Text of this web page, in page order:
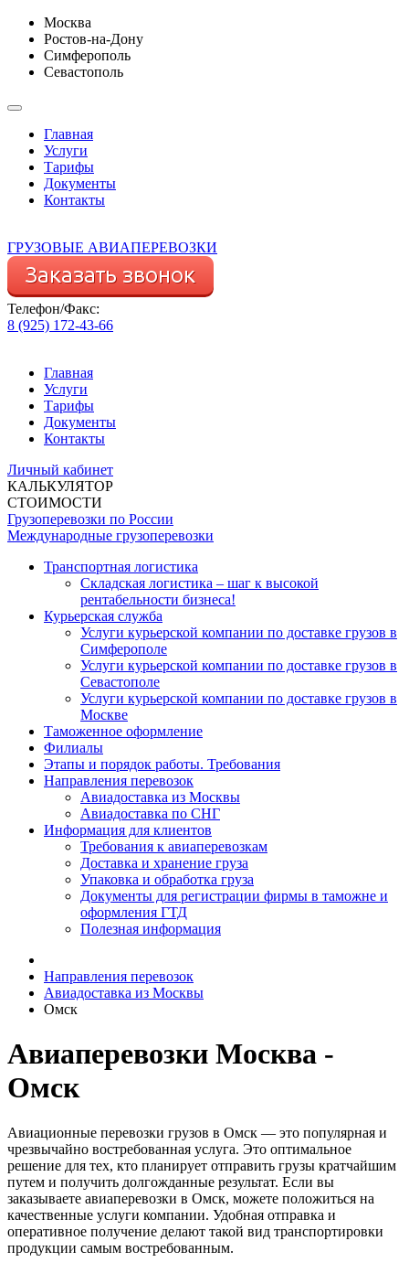
Москва
Ростов-на-Дону
Симферополь
Севастополь
Главная
Услуги
Тарифы
Документы
Контакты
ГРУЗОВЫЕ АВИАПЕРЕВОЗКИ
Телефон/Факс:
8 (925) 172-43-66
Главная
Услуги
Тарифы
Документы
Контакты
Личный кабинет
КАЛЬКУЛЯТОР
СТОИМОСТИ
Грузоперевозки по России
Международные грузоперевозки
Транспортная логистика
Складская логистика – шаг к высокой
рентабельности бизнеса!
Курьерская служба
Услуги курьерской компании по доставке грузов в
Симферополе
Услуги курьерской компании по доставке грузов в
Севастополе
Услуги курьерской компании по доставке грузов в
Москве
Таможенное оформление
Филиалы
Этапы и порядок работы. Требования
Направления перевозок
Авиадоставка из Москвы
Авиадоставка по СНГ
Информация для клиентов
Требования к авиаперевозкам
Доставка и хранение груза
Упаковка и обработка груза
Документы для регистрации фирмы в таможне и
оформления ГТД
Полезная информация
Направления перевозок
Авиадоставка из Москвы
Омск
Авиаперевозки Москва -
Омск
Авиационные перевозки грузов в Омск — это популярная и
чрезвычайно востребованная услуга. Это оптимальное
решение для тех, кто планирует отправить грузы кратчайшим
путем и получить долгожданные результат. Если вы
заказываете авиаперевозки в Омск, можете положиться на
качественные услуги компании. Удобная отправка и
оперативное получение делают такой вид транспортировки
продукции самым востребованным.